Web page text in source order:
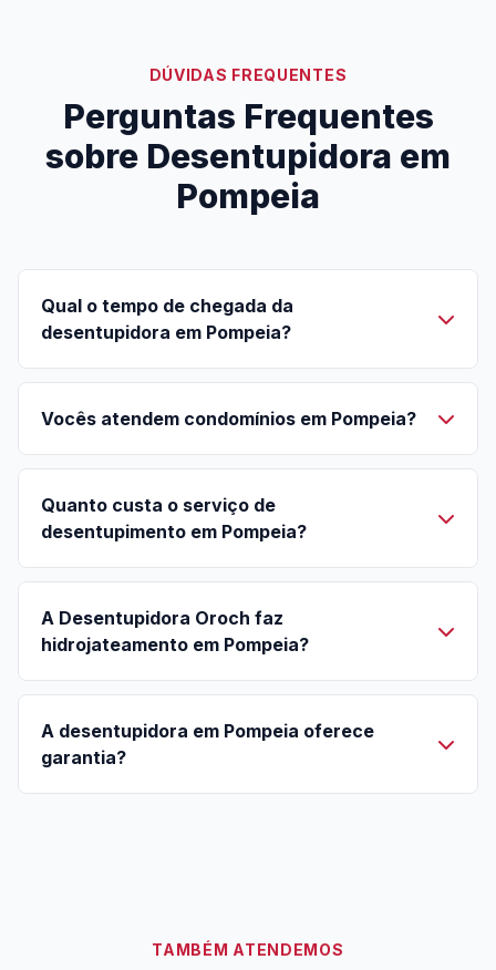
DÚVIDAS FREQUENTES
Perguntas Frequentes
sobre Desentupidora em
Pompeia
Qual o tempo de chegada da
desentupidora em Pompeia?
Vocês atendem condomínios em Pompeia?
Quanto custa o serviço de
desentupimento em Pompeia?
A Desentupidora Oroch faz
hidrojateamento em Pompeia?
A desentupidora em Pompeia oferece
garantia?
TAMBÉM ATENDEMOS